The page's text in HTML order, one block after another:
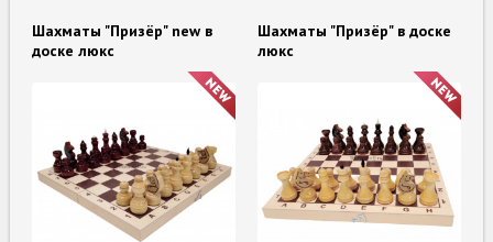
Шахматы "Призёр" new в
доске люкс
Шахматы "Призёр" в доске
люкс